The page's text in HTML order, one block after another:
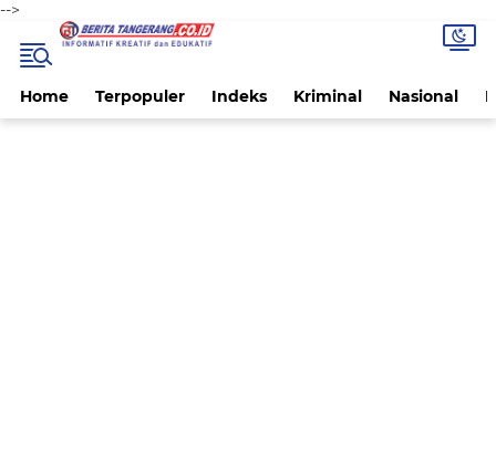
-->
Home Terpopuler Indeks Kriminal Nasional